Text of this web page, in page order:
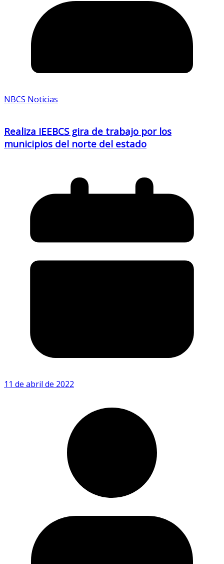
NBCS Noticias
Realiza IEEBCS gira de trabajo por los
municipios del norte del estado
11 de abril de 2022